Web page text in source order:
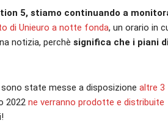
5, stiamo continuando a
di Unieuro a notte fonda, un orario in
notizia, perchè significa che i piani
sono state messe a disposizione altre 3
2022 ne verranno prodotte e distribuite